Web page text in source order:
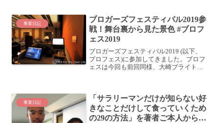
インフルエ...
事業日記
ブロガーズフェスティバル2019参
戦！舞台裏から見た景色 #ブロフ
ェス2019
ブロガーズフェスティバル2019 (以下、
ブロフェス)に参加してきました。ブロフ
ェスは今回も前回同様、大崎ブライトコ
舞台裏朝9時に集...
事業日記
「サラリーマンだけが知らない好
きなことだけして食っていくため
の29の方法」を著者ご本人からゲ